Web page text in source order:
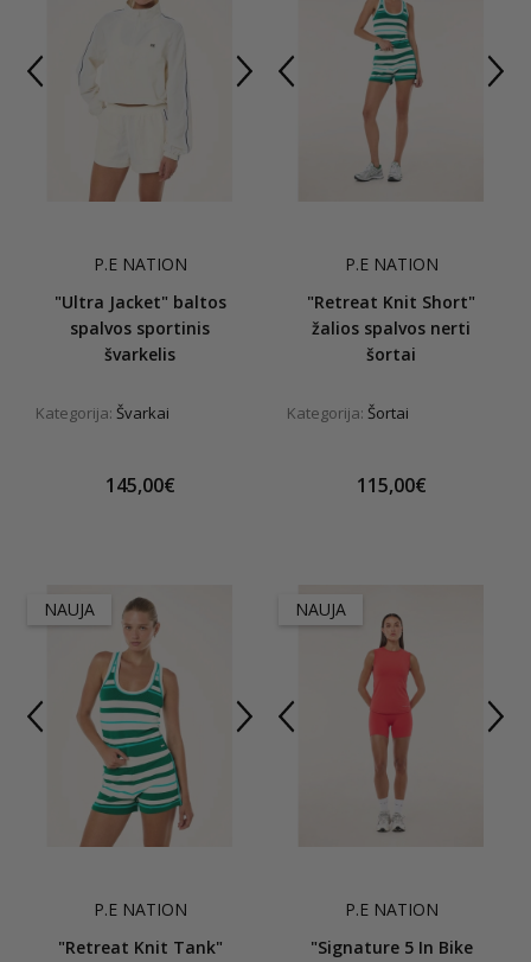
P.E NATION
"Ultra Jacket" baltos
spalvos sportinis
švarkelis
Kategorija: Švarkai
145,00€
P.E NATION
"Retreat Knit Short"
žalios spalvos nerti
šortai
Kategorija: Šortai
115,00€
NAUJA
P.E NATION
"Retreat Knit Tank"
NAUJA
P.E NATION
"Signature 5 In Bike